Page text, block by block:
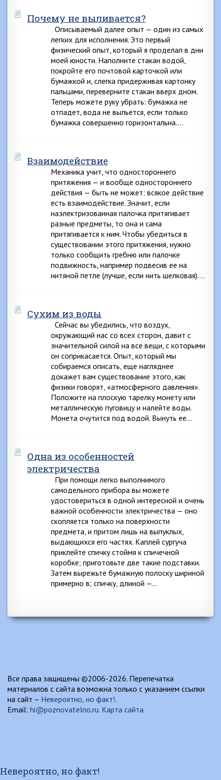
Почему не выливается?
Описываемый далее опыт — один из самых
легких для исполнения. Это первый
физический опыт, который я проделал в дни
моей юности. Наполните стакан водой,
покройте его почтовой карточкой или
бумажкой и, слегка придерживая картонку
пальцами, переверните стакан вверх дном.
Теперь можете руку убрать: бумажка не
отпадет, вода не выльется, если только
бумажка совершенно горизонтальна….
Взаимодействие
Механика учит, что одностороннего
притяжения — и вообще одностороннего
действия — быть не может: всякое действие
есть взаимодействие. Значит, если
наэлектризованная палочка притягивает
разные предметы, то она и сама
притягивается к ним. Чтобы убедиться в
существовании этого притяжения, нужно
только сообщить гребню или палочке
подвижность, например подвесив ее на
нитяной петле (лучше, если нить шелковая)….
Сухим из воды
Сейчас вы убедились, что воздух,
окружающий нас со всех сторон, давит с
значительной силой на все вещи, с которыми
он соприкасается. Опыт, который мы
собираемся описать, еще нагляднее
докажет вам существование этого, как
физики говорят, «атмосферного давления».
Положите на плоскую тарелку монету или
металлическую пуговицу и налейте воды.
Монета очутится под водой. Вынуть ее…
Одна из особенностей
электричества
При помощи легко выполнимого
самодельного прибора вы можете
удостовериться в одной интересной и очень
важной особенности электричества — оно
скопляется только на поверхности
предмета, и притом лишь на выпуклых,
выдающихся его частях. Каплей сургуча
приклейте спичку стоймя к спичечной
коробке; приготовьте две такие подставки.
Затем вырежьте бумажную полоску шириной
примерно в; спичку, длиной —…
Все права защищены ©2006-2026. Перепечатка
материалов с сайта возможна только с указанием ссылки
на сайт – Невероятно, но факт!.
Email: hi@poznovatelno.ru. Карта сайта
Невероятно, но факт!